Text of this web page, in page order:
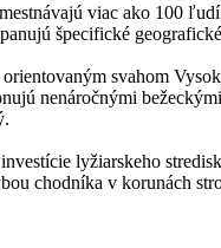
viac ako 100
špecifické
svahom
nenáročnými
lyžiarskeho
chodníka v korunách